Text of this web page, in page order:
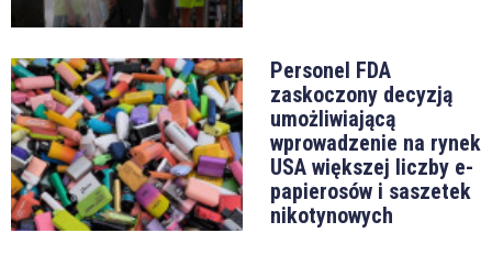
Personel FDA
zaskoczony decyzją
umożliwiającą
wprowadzenie na rynek
USA większej liczby e-
papierosów i saszetek
nikotynowych